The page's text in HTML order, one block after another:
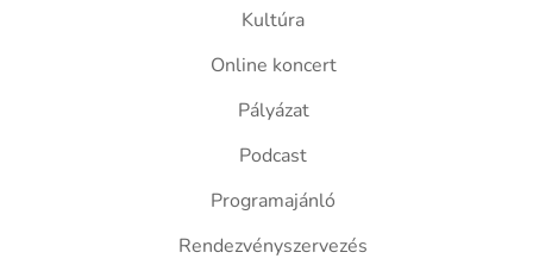
Kultúra
Online koncert
Pályázat
Podcast
Programajánló
Rendezvényszervezés